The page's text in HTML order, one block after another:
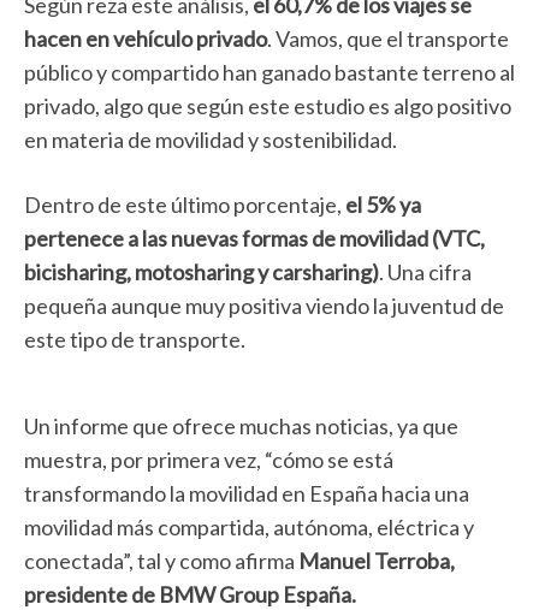
hacen en vehículo privado. Vamos, que el transporte
público y compartido han ganado bastante terreno al
privado, algo que según este estudio es algo positivo
en materia de movilidad y sostenibilidad.
Dentro de este último porcentaje, el 5% ya
pertenece a las nuevas formas de movilidad (VTC,
bicisharing, motosharing y carsharing). Una cifra
pequeña aunque muy positiva viendo la juventud de
este tipo de transporte.
Un informe que ofrece muchas noticias, ya que
muestra, por primera vez, “cómo se está
transformando la movilidad en España hacia una
movilidad más compartida, autónoma, eléctrica y
conectada”, tal y como afirma Manuel Terroba,
presidente de BMW Group España.